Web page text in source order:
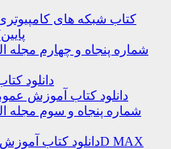
کتاب شبکه های کامپیوتری
شماره پنجاه و چهارم مجله
دانلود
دانلود کتاب آموزش
شماره پنجاه و سوم مجله
دانلود کتاب آموزش نرم افزار سه بعدی سازی 3D MAX